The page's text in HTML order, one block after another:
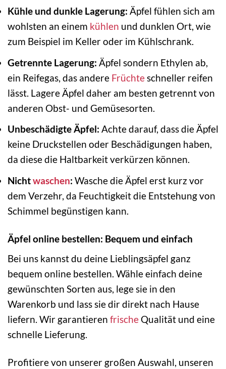
Kühle und dunkle Lagerung: Äpfel fühlen sich am
wohlsten an einem kühlen und dunklen Ort, wie
zum Beispiel im Keller oder im Kühlschrank.
Getrennte Lagerung: Äpfel sondern Ethylen ab,
ein Reifegas, das andere Früchteschneller reifen
lässt. Lagere Äpfel daher am besten getrennt von
anderen Obst- und Gemüsesorten.
Unbeschädigte Äpfel: Achte darauf, dass die Äpfel
keine Druckstellen oder Beschädigungen haben,
da diese die Haltbarkeit verkürzen können.
Nichtwaschen: Wasche die Äpfel erst kurz vor
dem Verzehr, da Feuchtigkeit die Entstehung von
Schimmel begünstigen kann.
Äpfel online bestellen: Bequem und einfach
Bei uns kannst du deine Lieblingsäpfel ganz
bequem online bestellen. Wähle einfach deine
gewünschten Sorten aus, lege sie in den
Warenkorb und lass sie dir direkt nach Hause
liefern. Wir garantieren frische Qualität und eine
schnelle Lieferung.
Profitiere von unserer großen Auswahl, unseren